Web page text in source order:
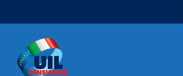
Navigazione principale